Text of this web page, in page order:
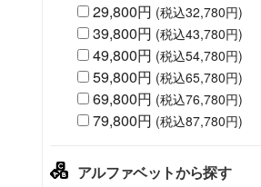
29,800円 (税込32,780円)
39,800円 (税込43,780円)
49,800円 (税込54,780円)
59,800円 (税込65,780円)
69,800円 (税込76,780円)
79,800円 (税込87,780円)
アルファベットから探す